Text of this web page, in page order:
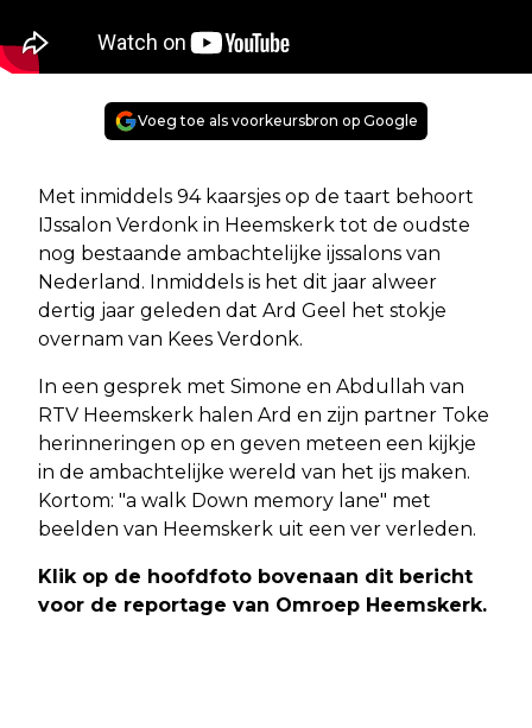
Voeg toe als voorkeursbron op Google
Met inmiddels 94 kaarsjes op de taart behoort
IJssalon Verdonk in Heemskerk tot de oudste
nog bestaande ambachtelijke ijssalons van
Nederland. Inmiddels is het dit jaar alweer
dertig jaar geleden dat Ard Geel het stokje
overnam van Kees Verdonk.
In een gesprek met Simone en Abdullah van
RTV Heemskerk halen Ard en zijn partner Toke
herinneringen op en geven meteen een kijkje
in de ambachtelijke wereld van het ijs maken.
Kortom: "a walk Down memory lane" met
beelden van Heemskerk uit een ver verleden.
Klik op de hoofdfoto bovenaan dit bericht
voor de reportage van Omroep Heemskerk.